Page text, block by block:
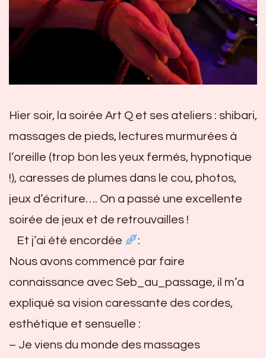
Hier soir, la soirée Art Q et ses ateliers : shibari,
massages de pieds, lectures murmurées à
l’oreille (trop bon les yeux fermés, hypnotique
!), caresses de plumes dans le cou, photos,
jeux d’écriture…. On a passé une excellente
soirée de jeux et de retrouvailles !
Et j’ai été encordée
:
Nous avons commencé par faire
connaissance avec Seb_au_passage, il m’a
expliqué sa vision caressante des cordes,
esthétique et sensuelle :
– Je viens du monde des massages